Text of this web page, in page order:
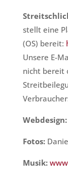
stellt eine
(OS) bereit:
Unsere E-
nicht bereit
Webdesign:
Fotos:
Musik: